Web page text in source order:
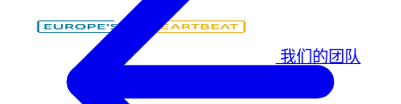
我们的团队